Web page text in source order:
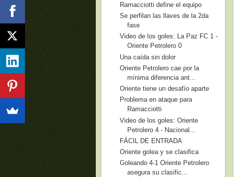
Ramacciotti define el equipo
Se perfilan las llaves de la 2da
fase
Video de los goles: La Paz FC 1 -
Oriente Petrolero 0
Una caída sin dolor
Oriente Petrolero cae por la
mínima diferencia ant...
Oriente tiene un desafío aparte
Problema en ataque para
Ramacciotti
Video de los goles: Oriente
Petrolero 4 - Nacional...
FÁCIL DE ENTRADA
Oriente golea y se clasifica
Goleando 4-1 Oriente Petrolero
asegura su clasific...